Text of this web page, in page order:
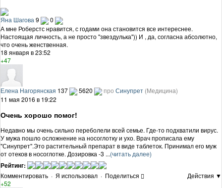
Яна Шагова 9
0
А мне Роберстс нравится, с годами она становится все интереснее.
Настоящая личность, а не просто "звездулька")) И , да, согласна абсолютно,
что очень женственная.
18 января в 23:52
+47
Елена Нагорянская 137 5620 про Синупрет (Медицина)
11 мая 2016 в 19:22
Очень хорошо помог!
Недавно мы очень сильно переболели всей семье. Где-то подхватили вирус.
У мужа пошло осложнение на носоглотку и ухо. Врач прописала ему
"Синупрет".Это растительный препарат в виде таблеток. Принимал его муж
от отеков в носоглотке. Дозировка -3 ...(читать далее)
Рейтинг:
Комментировать · Я использовал · Поделиться
Действия ▼
+52